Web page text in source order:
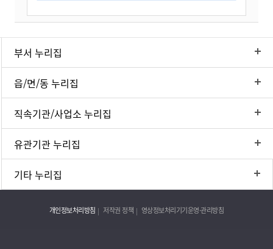
부서 누리집
읍/면/동 누리집
직속기관/사업소 누리집
유관기관 누리집
기타 누리집
개인정보처리방침 저작권 정책 영상정보처리기기운영·관리방침